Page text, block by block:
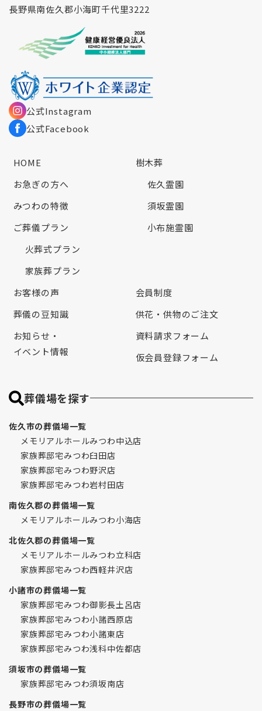
長野県南佐久郡小海町千代里3222
公式Instagram
公式Facebook
HOME
お急ぎの方へ
みつわの特徴
ご葬儀プラン
火葬式プラン
家族葬プラン
樹木葬
佐久霊園
須坂霊園
小布施霊園
お客様の声
葬儀の豆知識
お知らせ・
イベント情報
会員制度
供花・供物のご注文
資料請求フォーム
仮会員登録フォーム
葬儀場を探す
佐久市の葬儀場一覧
メモリアルホールみつわ中込店
家族葬邸宅みつわ臼田店
家族葬邸宅みつわ野沢店
家族葬邸宅みつわ岩村田店
南佐久郡の葬儀場一覧
メモリアルホールみつわ小海店
北佐久郡の葬儀場一覧
メモリアルホールみつわ立科店
家族葬邸宅みつわ西軽井沢店
小諸市の葬儀場一覧
家族葬邸宅みつわ御影長土呂店
家族葬邸宅みつわ小諸西原店
家族葬邸宅みつわ小諸東店
家族葬邸宅みつわ浅科中佐都店
須坂市の葬儀場一覧
家族葬邸宅みつわ須坂南店
長野市の葬儀場一覧